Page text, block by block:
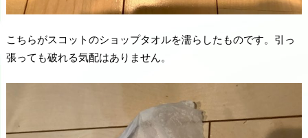
こちらがスコットのショップタオルを濡らしたものです。引っ
張っても破れる気配はありません。